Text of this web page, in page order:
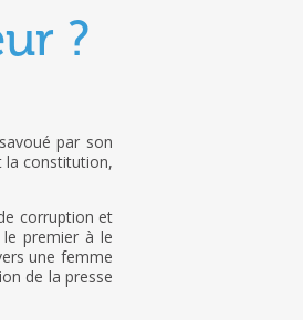
?
par son
la constitution,
corruption et
premier à le
une femme
de la presse